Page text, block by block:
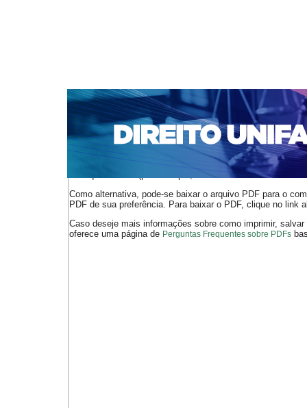
CAPA SOBRE ACESSO CADASTRO
NOTÍCIAS
EDIÇÕES DE Nº 1 A 100 WEBMAIL
Capa>n. 230 (2019) > Silva
O arquivo PDF selecionado deve ser carregado no
de arquivos PDF (por exemplo, uma versão atual do
Como alternativa, pode-se baixar o arquivo PDF para o
PDF de sua preferência. Para baixar o PDF, clique no link
Caso deseje mais informações sobre como imprimir,
oferece uma página de Perguntas Frequentes sobre PDFs